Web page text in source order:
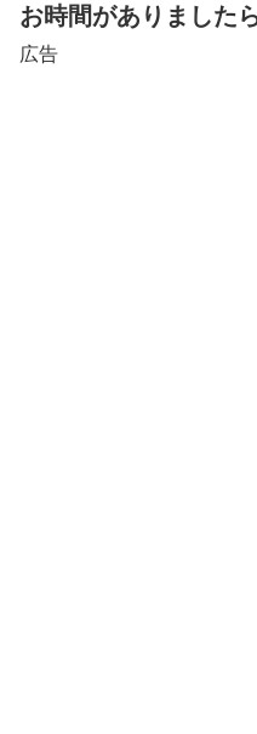
お時間がありました
広告